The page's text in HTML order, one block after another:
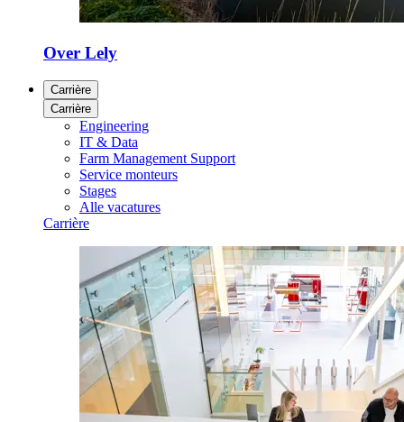
Over Lely
Carrière
Carrière
Engineering
IT & Data
Farm Management Support
Service monteurs
Stages
Alle vacatures
Carrière